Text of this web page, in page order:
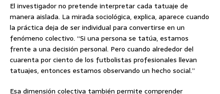
El investigador no pretende interpretar cada tatuaje de
manera aislada. La mirada sociológica, explica, aparece cuando
la práctica deja de ser individual para convertirse en un
fenómeno colectivo. “Si una persona se tatúa, estamos
frente a una decisión personal. Pero cuando alrededor del
cuarenta por ciento de los futbolistas profesionales llevan
tatuajes, entonces estamos observando un hecho social.”
Esa dimensión colectiva también permite comprender